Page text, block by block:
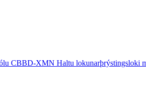
CBBD-XMN Haltu lokunarþrýstingsloki